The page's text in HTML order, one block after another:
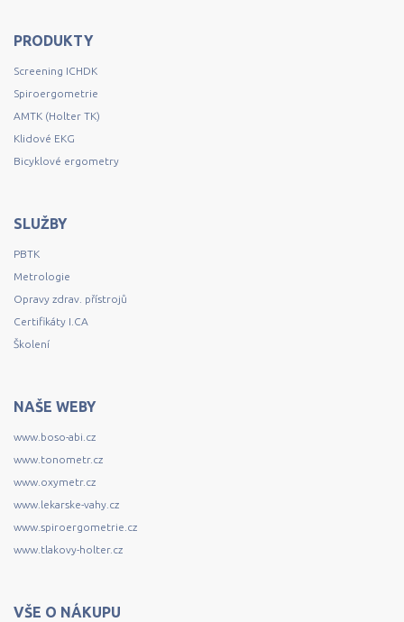
PRODUKTY
Screening ICHDK
Spiroergometrie
AMTK (Holter TK)
Klidové EKG
Bicyklové ergometry
SLUŽBY
PBTK
Metrologie
Opravy zdrav. přístrojů
Certifikáty I.CA
Školení
NAŠE WEBY
www.boso-abi.cz
www.tonometr.cz
www.oxymetr.cz
www.lekarske-vahy.cz
www.spiroergometrie.cz
www.tlakovy-holter.cz
VŠE O NÁKUPU